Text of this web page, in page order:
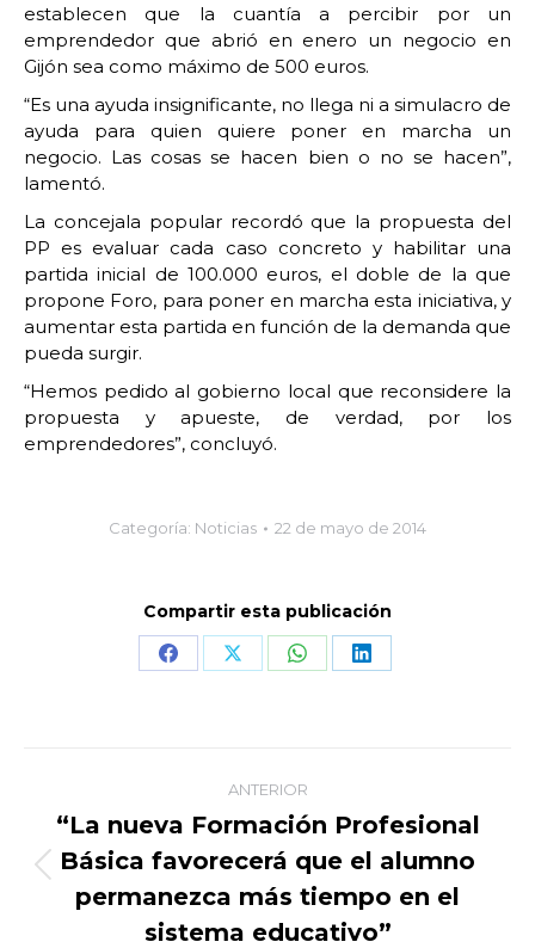
establecen que la cuantía a percibir por un
emprendedor que abrió en enero un negocio en
Gijón sea como máximo de 500 euros.
“Es una ayuda insignificante, no llega ni a simulacro de
ayuda para quien quiere poner en marcha un
negocio. Las cosas se hacen bien o no se hacen”,
lamentó.
La concejala popular recordó que la propuesta del
PP es evaluar cada caso concreto y habilitar una
partida inicial de 100.000 euros, el doble de la que
propone Foro, para poner en marcha esta iniciativa, y
aumentar esta partida en función de la demanda que
pueda surgir.
“Hemos pedido al gobierno local que reconsidere la
propuesta y apueste, de verdad, por los
emprendedores”, concluyó.
Categoría: Noticias 22 de mayo de 2014
Compartir esta publicación
Share Share Share Share
Navegación
entre
publicaciones
ANTERIOR
Publicación
anterior:
“La nueva Formación Profesional
Básica favorecerá que el alumno
permanezca más tiempo en el
sistema educativo”